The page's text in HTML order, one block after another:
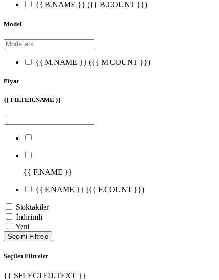
{{ B.NAME }} ({{ B.COUNT }})
Model
{{ M.NAME }} ({{ M.COUNT }})
Fiyat
{{ FILTER.NAME }}
{{ F.NAME }}
{{ F.NAME }} ({{ F.COUNT }})
Stoktakiler
İndirimli
Yeni
Seçimi Filtrele
Seçilen Filtreler
{{ SELECTED.TEXT }}